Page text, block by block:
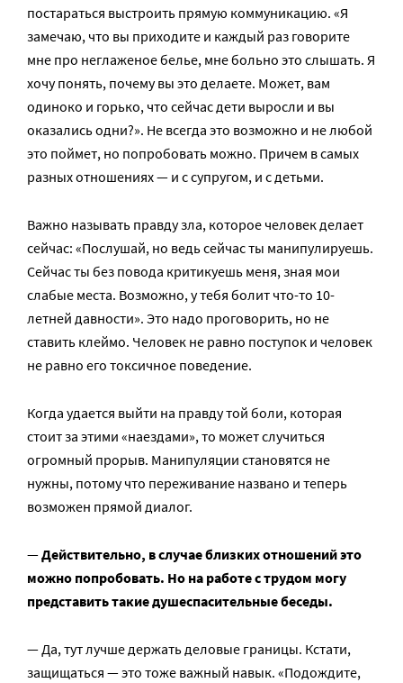
постараться выстроить прямую коммуникацию. «Я
замечаю, что вы приходите и каждый раз говорите
мне про неглаженое белье, мне больно это слышать. Я
хочу понять, почему вы это делаете. Может, вам
одиноко и горько, что сейчас дети выросли и вы
оказались одни?». Не всегда это возможно и не любой
это поймет, но попробовать можно. Причем в самых
разных отношениях — и с супругом, и с детьми.
Важно называть правду зла, которое человек делает
сейчас: «Послушай, но ведь сейчас ты манипулируешь.
Сейчас ты без повода критикуешь меня, зная мои
слабые места. Возможно, у тебя болит что-то 10-
летней давности». Это надо проговорить, но не
ставить клеймо. Человек не равно поступок и человек
не равно его токсичное поведение.
Когда удается выйти на правду той боли, которая
стоит за этими «наездами», то может случиться
огромный прорыв. Манипуляции становятся не
нужны, потому что переживание названо и теперь
возможен прямой диалог.
—Действительно, в случае близких отношений это
можно попробовать. Но на работе с трудом могу
представить такие душеспасительные беседы.
— Да, тут лучше держать деловые границы. Кстати,
защищаться — это тоже важный навык. «Подождите,